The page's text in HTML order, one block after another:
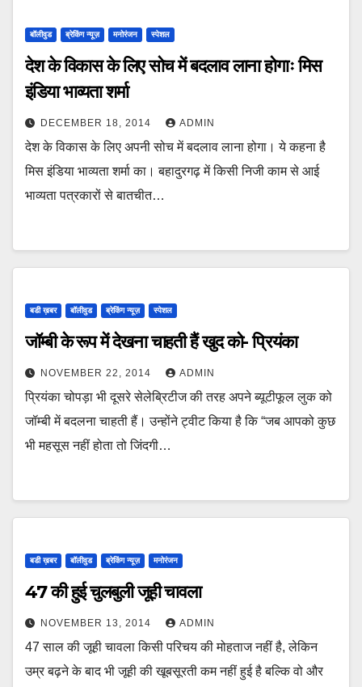
बॉलीवुड ब्रेकिंग न्यूज़ मनोरंजन स्पेशल
देश के विकास के लिए सोच में बदलाव लाना होगाः मिस
इंडिया भाव्यता शर्मा
DECEMBER 18, 2014 ADMIN
देश के विकास के लिए अपनी सोच में बदलाव लाना होगा। ये कहना है
मिस इंडिया भाव्यता शर्मा का। बहादुरगढ़ में किसी निजी काम से आई
भाव्यता पत्रकारों से बातचीत…
बडी ख़बर बॉलीवुड ब्रेकिंग न्यूज़ स्पेशल
जॉम्बी के रूप में देखना चाहती हैं खुद को- प्रियंका
NOVEMBER 22, 2014 ADMIN
प्रियंका चोपड़ा भी दूसरे सेलेब्रिटीज की तरह अपने ब्यूटीफूल लुक को
जॉम्बी में बदलना चाहती हैं। उन्होंने ट्वीट किया है कि “जब आपको कुछ
भी महसूस नहीं होता तो जिंदगी…
बडी ख़बर बॉलीवुड ब्रेकिंग न्यूज़ मनोरंजन
47 की हुई चुलबुली जूही चावला
NOVEMBER 13, 2014 ADMIN
47 साल की जूही चावला किसी परिचय की मोहताज नहीं है, लेकिन
उम्र बढ़ने के बाद भी जूही की खूबसूरती कम नहीं हुई है बल्कि वो और